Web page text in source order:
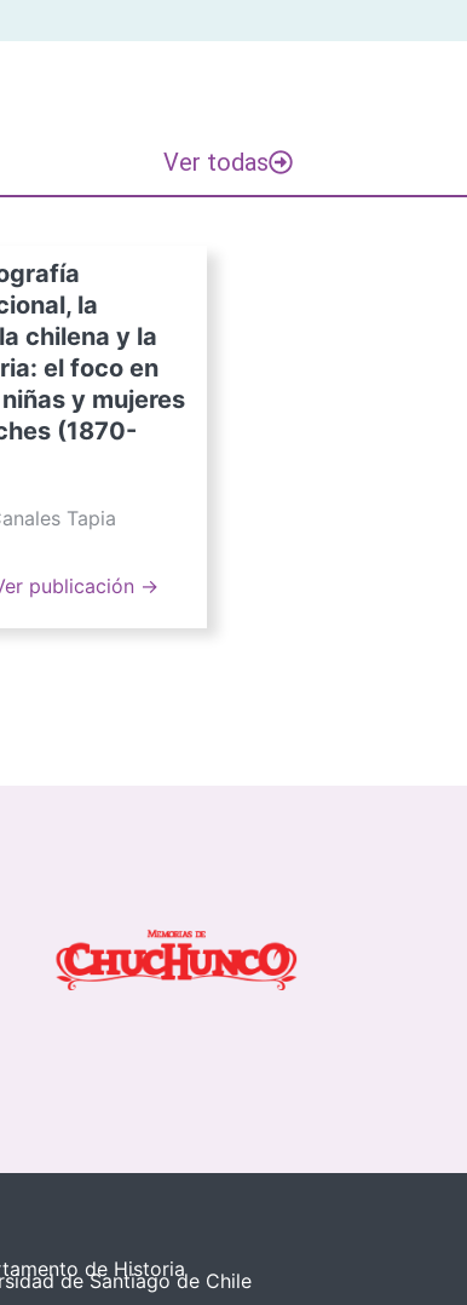
Ver todas
la
chilena y la
el foco en
y mujeres
(1870-
Tapia
publicación →
de Historia
de Santiago de Chile